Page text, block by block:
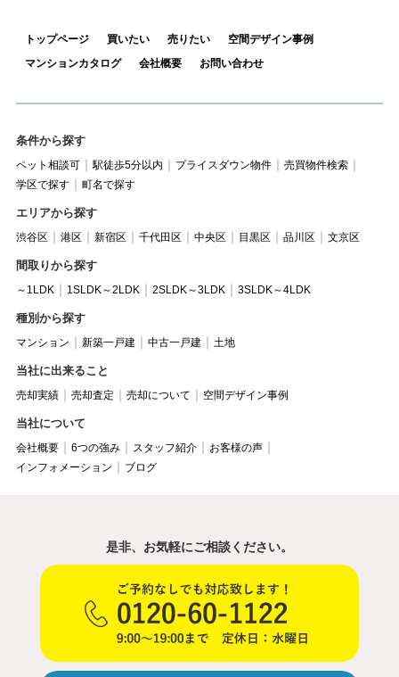
トップページ 買いたい 売りたい
空間デザイン事例
マンションカタログ
会社概要 お問い合わせ
条件から探す
ペット相談可 駅徒歩5分以内 プライスダウン物件
売買物件検索
学区で探す
町名で探す
エリアから探す
渋谷区 港区 新宿区 千代田区 中央区 目黒区 品川区 文京区
間取りから探す
～1LDK 1SLDK～2LDK 2SLDK～3LDK 3SLDK～4LDK
種別から探す
マンション 新築一戸建 中古一戸建 土地
当社に出来ること
売却実績 売却査定 売却について 空間デザイン事例
当社について
会社概要 6つの強み スタッフ紹介
お客様の声
インフォメーション
ブログ
是非、お気軽にご相談ください。